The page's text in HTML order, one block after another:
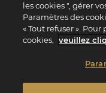
Le logo “Certified B
but non lucratif, aux
Impact Assessment
performance sociale et
est précisé que B Lab n’est
du règlement (UE) n°
ou d’autres
les cookies ", gérer
Paramètres des
« Tout refuser ».
cookies,
veuillez